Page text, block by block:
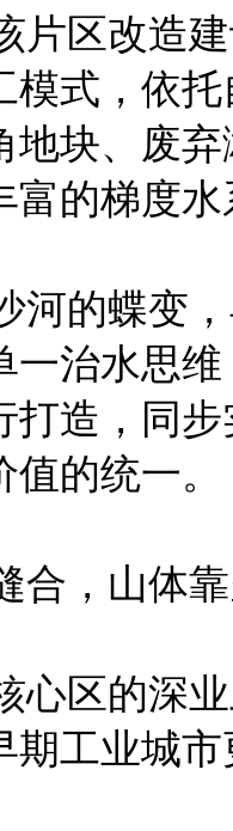
区改造
模式，依
地块、废
富的梯度
的蝶变
一治水思
打造，同
的统一。
，山体
区的深
期工业城